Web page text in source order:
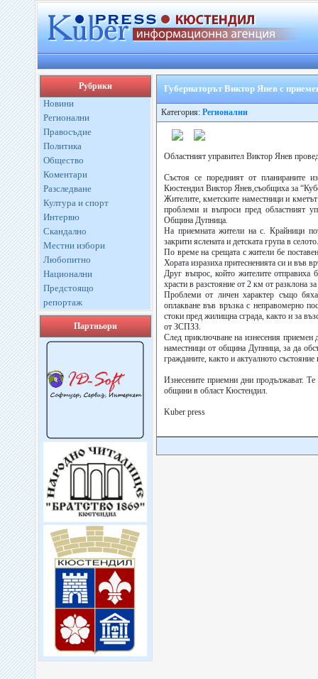
Рубрики
Новини
Регионални
Правосъдие
Политика
Общество
Коментари
Разследване
Култура и спорт
Интервю
Скандално
Местни избори
Любопитно
Национални
Предстоящо
репортаж
Партньори
Губернаторът Виктор Янев с
Категория: Регионални
Областният управител Виктор Янев
Състоя се поредният от планираните
Кюстендил Виктор Янев,съобщиха за
Жителите, кметските наместници и
проблеми и въпроси пред областният
Община Дупница.
На приемната жители на с. Крайници
закрити яслената и детската група в
По време на срещата с жители бе
Хората изразиха притесненията си и във
Друг въпрос, който жителите отправиха
храсти в разстояние от 2 км от разклона
Проблеми от личен характер също
оплакване във връзка с неправомерно
стоки пред жилищна сграда, както и за
от ЗСПЗЗ.
След приключване на изнесения приемен
наместници от община Дупница, за да
гражданите, както и актуалното състояние
Изнесените приемни дни продължават. Те
общини в област Кюстендил.
Kuber press